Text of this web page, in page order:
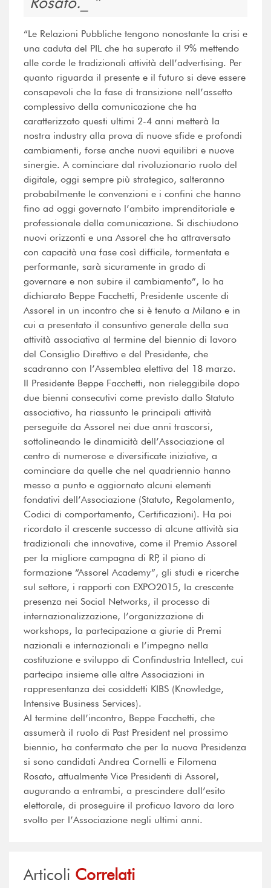
“Le Relazioni Pubbliche tengono nonostante la crisi e
una caduta del PIL che ha superato il 9% mettendo
alle corde le tradizionali attività dell’advertising. Per
quanto riguarda il presente e il futuro si deve essere
consapevoli che la fase di transizione nell’assetto
complessivo della comunicazione che ha
caratterizzato questi ultimi 2-4 anni metterà la
nostra industry alla prova di nuove sfide e profondi
cambiamenti, forse anche nuovi equilibri e nuove
sinergie. A cominciare dal rivoluzionario ruolo del
digitale, oggi sempre più strategico, salteranno
probabilmente le convenzioni e i confini che hanno
fino ad oggi governato l’ambito imprenditoriale e
professionale della comunicazione. Si dischiudono
nuovi orizzonti e una Assorel che ha attraversato
con capacità una fase così difficile, tormentata e
performante, sarà sicuramente in grado di
governare e non subire il cambiamento”, lo ha
dichiarato Beppe Facchetti, Presidente uscente di
Assorel in un incontro che si è tenuto a Milano e in
cui a presentato il consuntivo generale della sua
attività associativa al termine del biennio di lavoro
del Consiglio Direttivo e del Presidente, che
scadranno con l’Assemblea elettiva del 18 marzo.
Il Presidente Beppe Facchetti, non rieleggibile dopo
due bienni consecutivi come previsto dallo Statuto
associativo, ha riassunto le principali attività
perseguite da Assorel nei due anni trascorsi,
sottolineando le dinamicità dell’Associazione al
centro di numerose e diversificate iniziative, a
cominciare da quelle che nel quadriennio hanno
messo a punto e aggiornato alcuni elementi
fondativi dell’Associazione (Statuto, Regolamento,
Codici di comportamento, Certificazioni). Ha poi
ricordato il crescente successo di alcune attività sia
tradizionali che innovative, come il Premio Assorel
per la migliore campagna di RP, il piano di
formazione “Assorel Academy”, gli studi e ricerche
sul settore, i rapporti con EXPO2015, la crescente
presenza nei Social Networks, il processo di
internazionalizzazione, l’organizzazione di
workshops, la partecipazione a giurie di Premi
nazionali e internazionali e l’impegno nella
costituzione e sviluppo di Confindustria Intellect, cui
partecipa insieme alle altre Associazioni in
rappresentanza dei cosiddetti KIBS (Knowledge,
Intensive Business Services).
Al termine dell’incontro, Beppe Facchetti, che
assumerà il ruolo di Past President nel prossimo
biennio, ha confermato che per la nuova Presidenza
si sono candidati Andrea Cornelli e Filomena
Rosato, attualmente Vice Presidenti di Assorel,
augurando a entrambi, a prescindere dall’esito
elettorale, di proseguire il proficuo lavoro da loro
svolto per l’Associazione negli ultimi anni.
Articoli Correlati